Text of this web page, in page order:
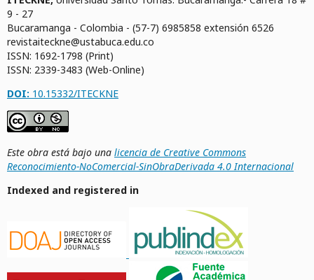
9 - 27
Bucaramanga - Colombia - (57-7) 6985858 extensión 6526
revistaiteckne@ustabuca.edu.co
ISSN: 1692-1798 (Print)
ISSN: 2339-3483 (Web-Online)
DOI: 10.15332/ITECKNE
Este obra está bajo una licencia de Creative Commons
Reconocimiento-NoComercial-SinObraDerivada 4.0 Internacional
Indexed and registered in